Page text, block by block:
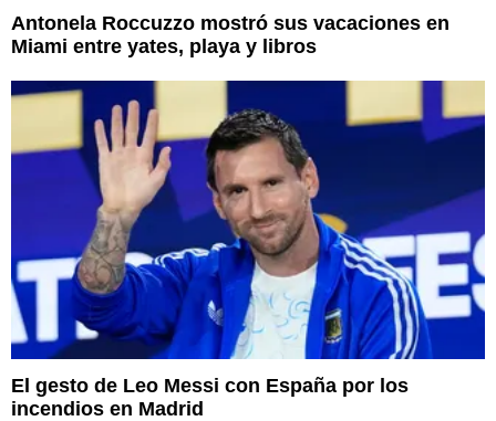
Antonela Roccuzzo mostró sus vacaciones en
Miami entre yates, playa y libros
El gesto de Leo Messi con España por los
incendios en Madrid